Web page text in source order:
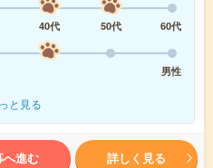
40代 50代
60代
男性
と見る
へ進む 詳しく見る